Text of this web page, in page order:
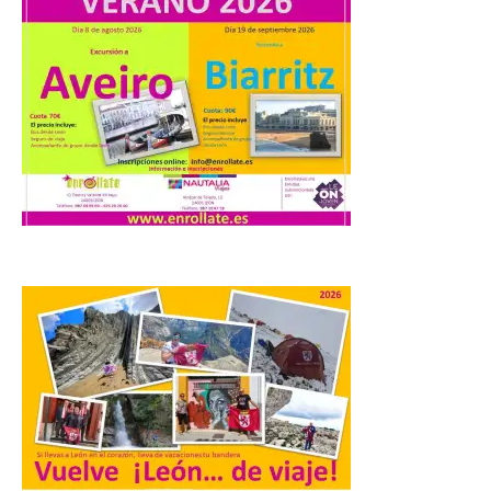
El profesorado de la
Facultad de Ciencias de la
Actividad Física y del
Deporte de la ULE diseña
una propuesta que
combina acción rápida, toma de
decisiones y colaboración estratégica sin
que ningún participante quede excluido
del juego. GEO-Arena nace […]
Transportes activa un
dispositivo especial para
facilitar la movilidad
durante el eclipse total de
Sol del 12 de agosto
9 Ago 2026
Renfe reforzará servicios